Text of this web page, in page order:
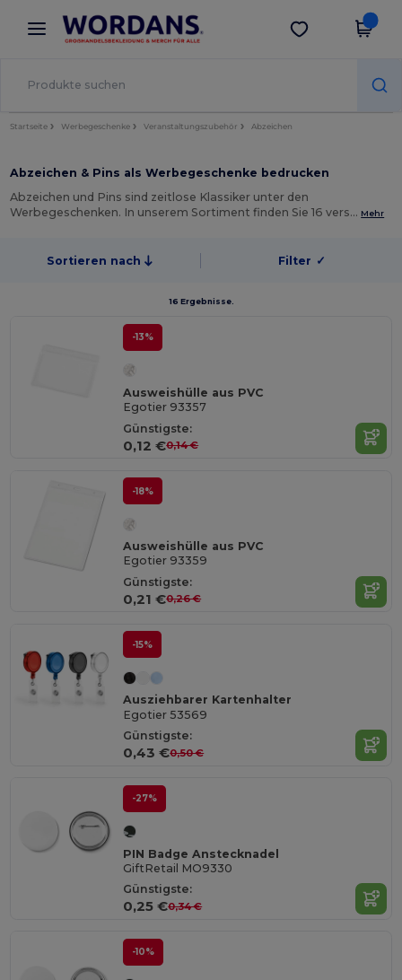
× Wordans App
Bessere Preise in der App!
App holen
Startseite Werbegeschenke Veranstaltungszubehör Abzeichen
Abzeichen & Pins als Werbegeschenke bedrucken
Abzeichen und Pins sind zeitlose Klassiker unter den
Werbegeschenken. In unserem Sortiment finden Sie 16 vers… Mehr
Sortieren nach Filter ✓
16 Ergebnisse.
-13%
Ausweishülle aus PVC
Egotier 93357
Günstigste:
0,12 €0,14 €
-18%
Ausweishülle aus PVC
Egotier 93359
Günstigste:
0,21 €0,26 €
-15%
Ausziehbarer Kartenhalter
Egotier 53569
Günstigste:
0,43 €0,50 €
-27%
PIN Badge Anstecknadel
GiftRetail MO9330
Günstigste:
0,25 €0,34 €
-10%